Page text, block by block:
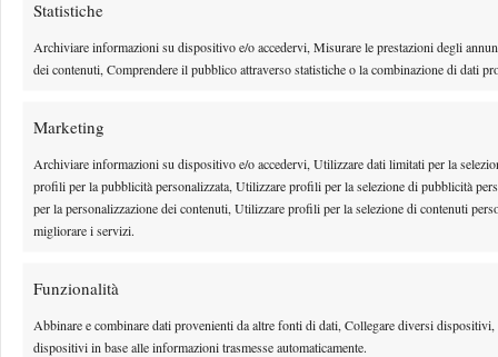
Statistiche
Archiviare informazioni su dispositivo e/o accedervi, Misurare le prestazioni degli
dei contenuti, Comprendere il pubblico attraverso statistiche o la combinazione di dati
Marketing
Archiviare informazioni su dispositivo e/o accedervi, Utilizzare dati limitati per la
profili per la pubblicità personalizzata, Utilizzare profili per la selezione di pubblicità
per la personalizzazione dei contenuti, Utilizzare profili per la selezione di contenuti
migliorare i servizi.
Funzionalità
Abbinare e combinare dati provenienti da altre fonti di dati, Collegare diversi
dispositivi in base alle informazioni trasmesse automaticamente.
E TU CHI SEI?
MARVIN
NETUSCHIL
(GER)
(OLA)
Solo sconfitte per